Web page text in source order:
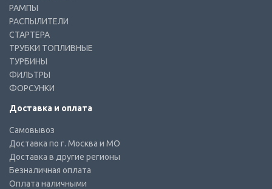
РАМПЫ
РАСПЫЛИТЕЛИ
СТАРТЕРА
ТРУБКИ ТОПЛИВНЫЕ
ТУРБИНЫ
ФИЛЬТРЫ
ФОРСУНКИ
Доставка и оплата
Самовывоз
Доставка по г. Москва и МО
Доставка в другие регионы
Безналичная оплата
Оплата наличными